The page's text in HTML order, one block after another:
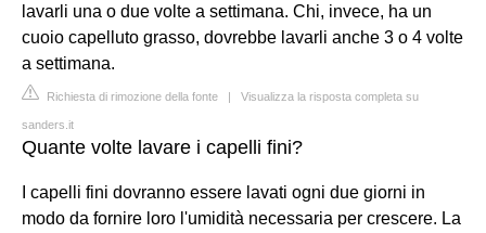
lavarli una o due volte a settimana. Chi, invece, ha un
cuoio capelluto grasso, dovrebbe lavarli anche 3 o 4 volte
a settimana.
Richiesta di rimozione della fonte | Visualizza la risposta completa su
sanders.it
Quante volte lavare i capelli fini?
I capelli fini dovranno essere lavati ogni due giorni in
modo da fornire loro l'umidità necessaria per crescere. La